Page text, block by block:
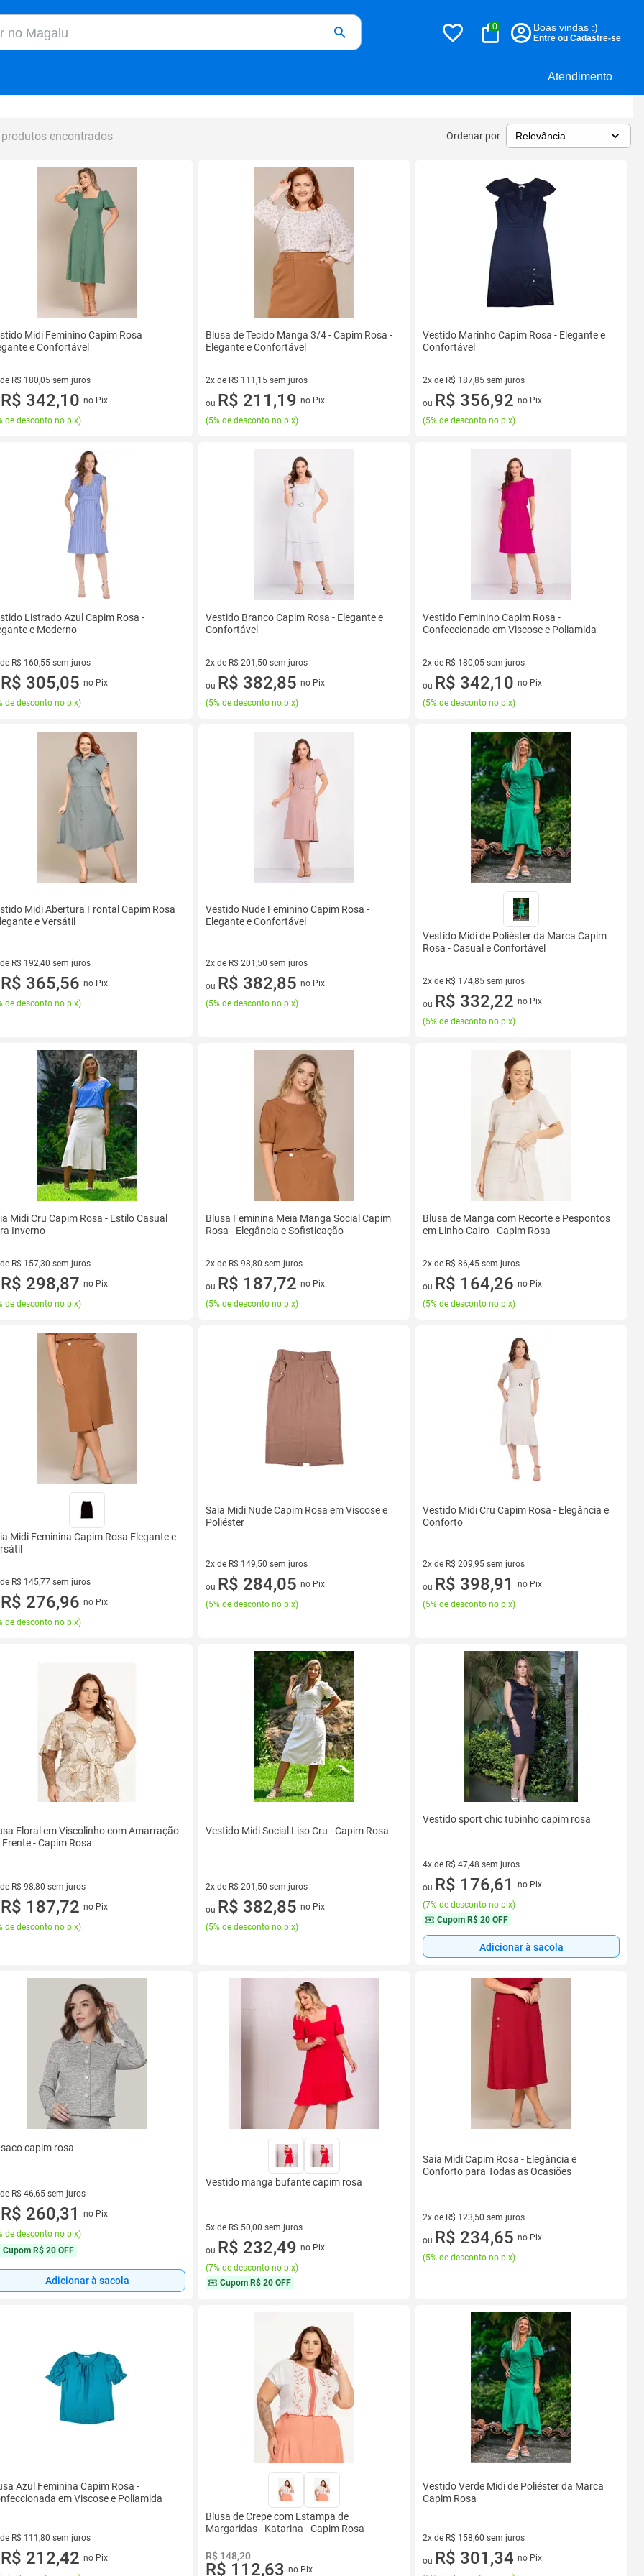
Atendimento
Magalu
0 Boas vindas :)
Entre ou Cadastre-se
encontrados Ordenar por
Midi Feminino Capim Rosa
e Confortável
R$ 180,05 sem juros
de R$ 180,05 sem juros
R$ 342,10 no Pix
de desconto no pix)
Blusa de Tecido Manga 3/4 - Capim Rosa -
Elegante e Confortável
2x de R$ 111,15 sem juros
2 vez de R$ 111,15 sem juros
ou R$ 211,19 no Pix
(5% de desconto no pix)
Vestido Marinho Capim Rosa - Elegante e
Confortável
2x de R$ 187,85 sem juros
2 vez de R$ 187,85 sem juros
ou R$ 356,92 no Pix
(5% de desconto no pix)
Listrado Azul Capim Rosa -
e Moderno
R$ 160,55 sem juros
de R$ 160,55 sem juros
R$ 305,05 no Pix
de desconto no pix)
Vestido Branco Capim Rosa - Elegante e
Confortável
2x de R$ 201,50 sem juros
2 vez de R$ 201,50 sem juros
ou R$ 382,85 no Pix
(5% de desconto no pix)
Vestido Feminino Capim Rosa -
Confeccionado em Viscose e Poliamida
2x de R$ 180,05 sem juros
2 vez de R$ 180,05 sem juros
ou R$ 342,10 no Pix
(5% de desconto no pix)
Midi Abertura Frontal Capim Rosa
e Versátil
R$ 192,40 sem juros
de R$ 192,40 sem juros
R$ 365,56 no Pix
de desconto no pix)
Vestido Nude Feminino Capim Rosa -
Elegante e Confortável
2x de R$ 201,50 sem juros
2 vez de R$ 201,50 sem juros
ou R$ 382,85 no Pix
(5% de desconto no pix)
Vestido Midi de Poliéster da Marca Capim
Rosa - Casual e Confortável
2x de R$ 174,85 sem juros
2 vez de R$ 174,85 sem juros
ou R$ 332,22 no Pix
(5% de desconto no pix)
Midi Cru Capim Rosa - Estilo Casual
Inverno
R$ 157,30 sem juros
de R$ 157,30 sem juros
R$ 298,87 no Pix
de desconto no pix)
Blusa Feminina Meia Manga Social Capim
Rosa - Elegância e Sofisticação
2x de R$ 98,80 sem juros
2 vez de R$ 98,80 sem juros
ou R$ 187,72 no Pix
(5% de desconto no pix)
Blusa de Manga com Recorte e Pespontos
em Linho Cairo - Capim Rosa
2x de R$ 86,45 sem juros
2 vez de R$ 86,45 sem juros
ou R$ 164,26 no Pix
(5% de desconto no pix)
Midi Feminina Capim Rosa Elegante e
R$ 145,77 sem juros
de R$ 145,77 sem juros
R$ 276,96 no Pix
de desconto no pix)
Saia Midi Nude Capim Rosa em Viscose e
Poliéster
2x de R$ 149,50 sem juros
2 vez de R$ 149,50 sem juros
ou R$ 284,05 no Pix
(5% de desconto no pix)
Vestido Midi Cru Capim Rosa - Elegância e
Conforto
2x de R$ 209,95 sem juros
2 vez de R$ 209,95 sem juros
ou R$ 398,91
no Pix
(5% de desconto no pix)
Floral em Viscolinho com Amarração
Frente - Capim Rosa
R$ 98,80 sem juros
de R$ 98,80 sem juros
R$ 187,72 no Pix
de desconto no pix)
Vestido Midi Social Liso Cru - Capim Rosa
2x de R$ 201,50 sem juros
2 vez de R$ 201,50 sem juros
ou R$ 382,85 no Pix
(5% de desconto no pix)
Vestido sport chic tubinho capim rosa
4x de R$ 47,48 sem juros
4 vez de R$ 47,48 sem juros
ou R$ 176,61
no Pix
(7% de desconto no pix)
Cupom R$ 20 OFF
Adicionar à sacola
capim rosa
R$ 46,65 sem juros
de R$ 46,65 sem juros
R$ 260,31
no Pix
de desconto no pix)
Cupom R$ 20 OFF
Adicionar à sacola
Vestido manga bufante capim rosa
5x de R$ 50,00 sem juros
5 vez de R$ 50,00 sem juros
ou R$ 232,49 no Pix
(7% de desconto no pix)
Cupom R$ 20 OFF
Saia Midi Capim Rosa - Elegância e
Conforto para Todas as Ocasiões
2x de R$ 123,50 sem juros
2 vez de R$ 123,50 sem juros
ou R$ 234,65 no Pix
(5% de desconto no pix)
Azul Feminina Capim Rosa -
em Viscose e Poliamida
R$ 111,80 sem juros
de R$ 111,80 sem juros
R$ 212,42 no Pix
Blusa de Crepe com Estampa de
Margaridas - Katarina - Capim Rosa
R$ 148,20
R$ 112,63 no Pix
Vestido Verde Midi de Poliéster da Marca
Capim Rosa
2x de R$ 158,60 sem juros
2 vez de R$ 158,60 sem juros
ou R$ 301,34 no Pix